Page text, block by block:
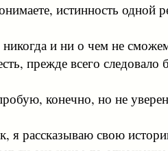
истинность одной
и ни о чем не
прежде всего
конечно, но не
я рассказываю свою